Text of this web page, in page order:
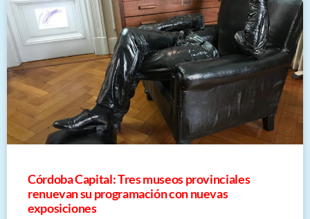
Córdoba Capital: Tres museos provinciales
renuevan su programación con nuevas
exposiciones